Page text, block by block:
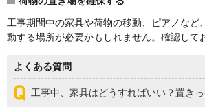
工事期間中の家具や荷物の移動、ピアノなど
動する場所が必要かもしれません。確認して
よくある質問
工事中、家具はどうすればいい？置き